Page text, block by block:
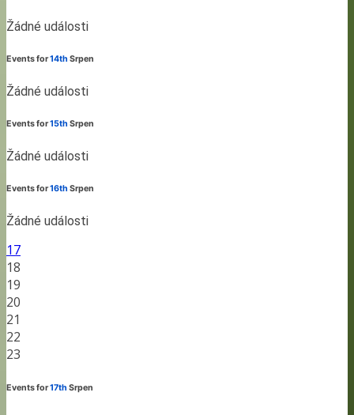
Žádné události
Events for14th Srpen
Žádné události
Events for15th Srpen
Žádné události
Events for16th Srpen
Žádné události
17
18
19
20
21
22
23
Events for17th Srpen